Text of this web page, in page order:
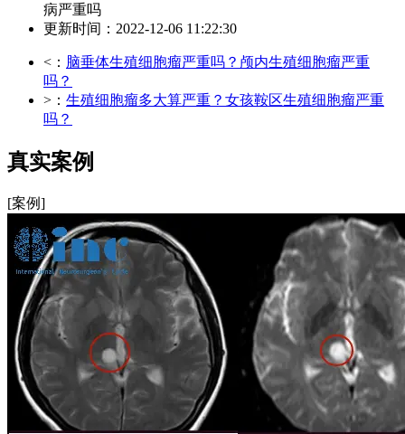
病严重吗
更新时间：2022-12-06 11:22:30
<： 脑垂体生殖细胞瘤严重吗？颅内生殖细胞瘤严重
吗？
>： 生殖细胞瘤多大算严重？女孩鞍区生殖细胞瘤严重
吗？
真实案例
[案例]